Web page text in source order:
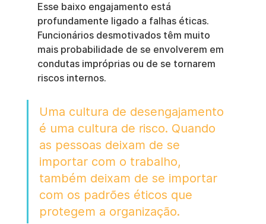
Esse baixo engajamento está
profundamente ligado a falhas éticas.
Funcionários desmotivados têm muito
mais probabilidade de se envolverem em
condutas impróprias ou de se tornarem
riscos internos.
Uma cultura de desengajamento
é uma cultura de risco. Quando
as pessoas deixam de se
importar com o trabalho,
também deixam de se importar
com os padrões éticos que
protegem a organização.